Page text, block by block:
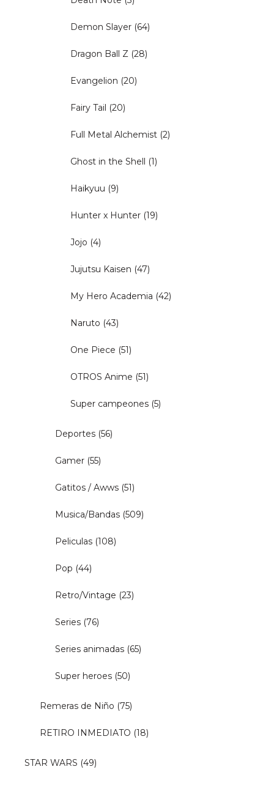
Demon Slayer (64)
Dragon Ball Z (28)
Evangelion (20)
Fairy Tail (20)
Full Metal Alchemist (2)
Ghost in the Shell (1)
Haikyuu (9)
Hunter x Hunter (19)
Jojo (4)
Jujutsu Kaisen (47)
My Hero Academia (42)
Naruto (43)
One Piece (51)
OTROS Anime (51)
Super campeones (5)
Deportes (56)
Gamer (55)
Gatitos / Awws (51)
Musica/Bandas (509)
Peliculas (108)
Pop (44)
Retro/Vintage (23)
Series (76)
Series animadas (65)
Super heroes (50)
Remeras de Niño (75)
RETIRO INMEDIATO (18)
STAR WARS (49)